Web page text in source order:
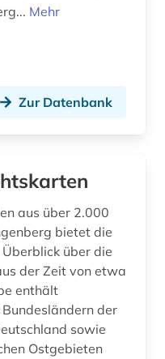
antijüdische propaganda (1)
(1)
antisemitismusforschung (1)
Mehr
Zur Datenbank
aus über 2.000
über die
der Zeit von etwa
enthält
der
sowie
Ostgebieten